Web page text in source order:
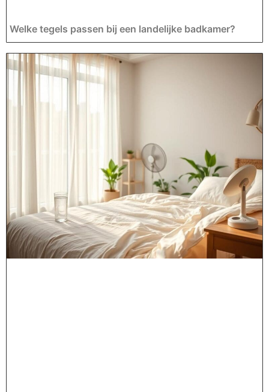
Welke tegels passen bij een landelijke badkamer?